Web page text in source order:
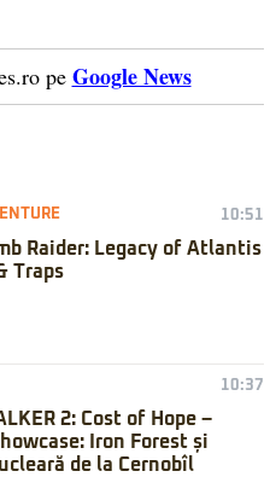
pe Google News
10:51
Raider: Legacy of Atlantis
Traps
10:37
2: Cost of Hope –
Iron Forest și
de la Cernobîl